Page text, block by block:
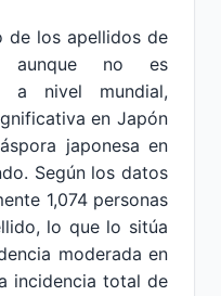
de los apellidos de
aunque no es
a nivel mundial,
en Japón
japonesa en
Según los datos
1,074 personas
lo que lo sitúa
moderada en
incidencia total de